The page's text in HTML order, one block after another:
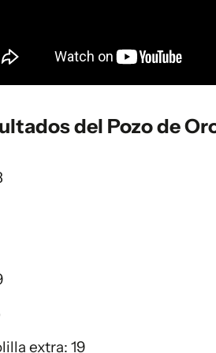
del Pozo de
extra: 19